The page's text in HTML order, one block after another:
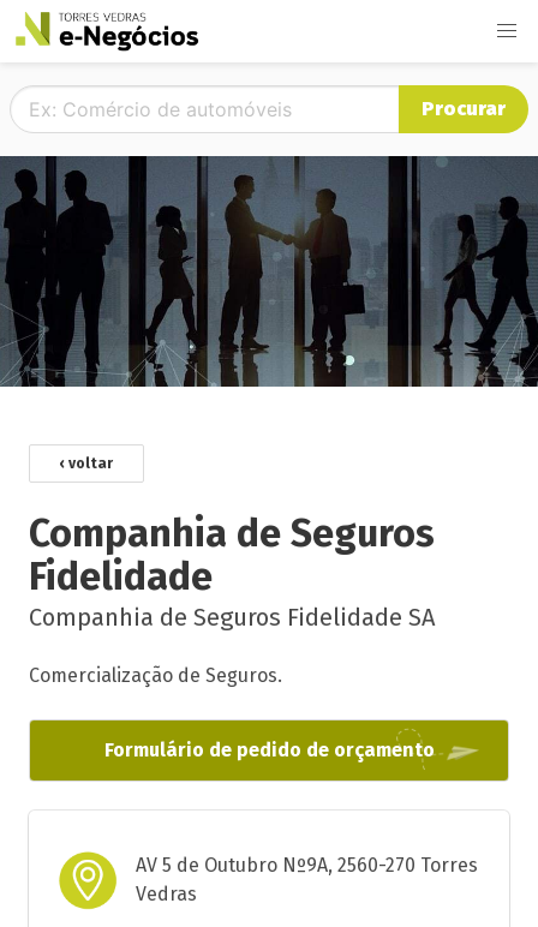
Procurar
‹ voltar
Companhia de Seguros
Fidelidade
Companhia de Seguros Fidelidade SA
Comercialização de Seguros.
Formulário de pedido de orçamento
AV 5 de Outubro Nº9A, 2560-270 Torres
Vedras